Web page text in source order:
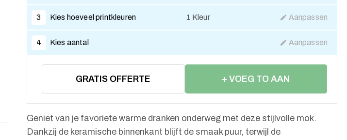
3 Kies hoeveel printkleuren 1 Kleur Aanpassen
4 Kies aantal Aanpassen
GRATIS OFFERTE + VOEG TO AAN
Geniet van je favoriete warme dranken onderweg met deze stijlvolle mok.
Dankzij de keramische binnenkant blijft de smaak puur, terwijl de